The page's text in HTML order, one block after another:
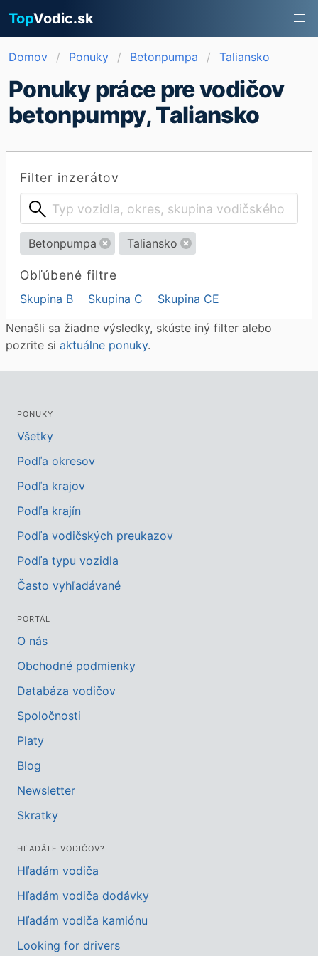
TopVodic.sk
Domov Ponuky Betonpumpa Taliansko
Ponuky práce pre vodičov
betonpumpy, Taliansko
Filter inzerátov
Betonpumpa Taliansko
Obľúbené filtre
Skupina B Skupina C Skupina CE
Nenašli sa žiadne výsledky, skúste iný filter alebo
pozrite si aktuálne ponuky.
PONUKY
Všetky
Podľa okresov
Podľa krajov
Podľa krajín
Podľa vodičských preukazov
Podľa typu vozidla
Často vyhľadávané
PORTÁL
O nás
Obchodné podmienky
Databáza vodičov
Spoločnosti
Platy
Blog
Newsletter
Skratky
HĽADÁTE VODIČOV?
Hľadám vodiča
Hľadám vodiča dodávky
Hľadám vodiča kamiónu
Looking for drivers